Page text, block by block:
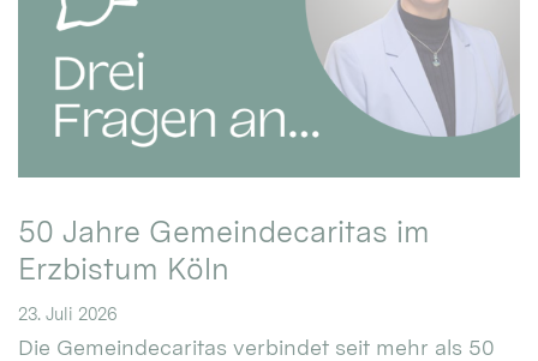
50 Jahre Gemeindecaritas im
Erzbistum Köln
23. Juli 2026
Die Gemeindecaritas verbindet seit mehr als 50